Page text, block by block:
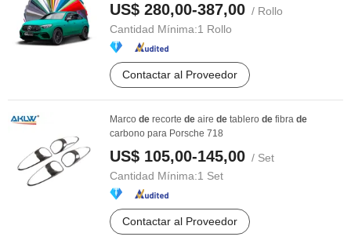
US$ 280,00-387,00 / Rollo
Cantidad Mínima:1 Rollo
Contactar al Proveedor
Marco de recorte de aire de tablero de fibra de
carbono para Porsche 718
US$ 105,00-145,00 / Set
Cantidad Mínima:1 Set
Contactar al Proveedor